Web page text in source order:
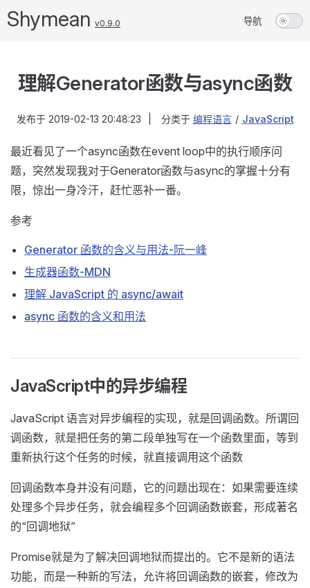
Shymean v0.9.0 导航
理解Generator函数与async函数
发布于 2019-02-13 20:48:23 分类于 编程语言 / JavaScript
最近看见了一个async函数在event loop中的执行顺序问
题，突然发现我对于Generator函数与async的掌握十分有
限，惊出一身冷汗，赶忙恶补一番。
参考
Generator 函数的含义与用法-阮一峰
生成器函数-MDN
理解 JavaScript 的 async/await
async 函数的含义和用法
JavaScript中的异步编程
JavaScript 语言对异步编程的实现，就是回调函数。所谓回
调函数，就是把任务的第二段单独写在一个函数里面，等到
重新执行这个任务的时候，就直接调用这个函数
回调函数本身并没有问题，它的问题出现在：如果需要连续
处理多个异步任务，就会编程多个回调函数嵌套，形成著名
的“回调地狱”
Promise就是为了解决回调地狱而提出的。它不是新的语法
功能，而是一种新的写法，允许将回调函数的嵌套，修改为